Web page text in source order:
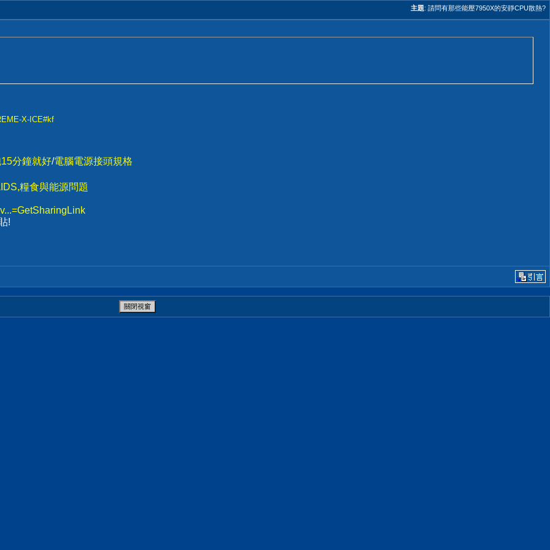
主題: 請問有那些能壓7950X的安靜CPU散熱?
X-ICE#kf
分鐘就好/電腦電源接頭規格
糧食與能源問題
!